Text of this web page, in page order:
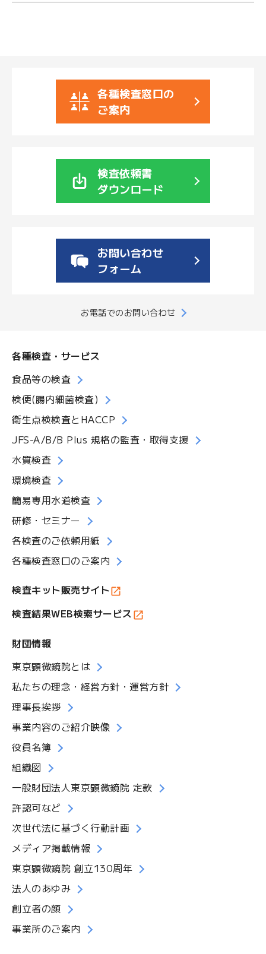
ル
ガ
ジ
各種検査窓口の
ご案内
検査依頼書
ダウンロード
お問い合わせ
フォーム
お電話でのお問い合わせ
各種検査・サービス
食品等の検査
検便(腸内細菌検査)
衛生点検検査とHACCP
JFS-A/B/B Plus 規格の監査・取得支援
水質検査
環境検査
簡易専用水道検査
研修・セミナー
各検査のご依頼用紙
各種検査窓口のご案内
検査キット販売サイト
検査結果WEB検索サービス
財団情報
東京顕微鏡院とは
私たちの理念・経営方針・運営方針
理事長挨拶
事業内容のご紹介映像
役員名簿
組織図
一般財団法人東京顕微鏡院 定款
許認可など
次世代法に基づく行動計画
メディア掲載情報
東京顕微鏡院 創立130周年
法人のあゆみ
創立者の顔
事業所のご案内